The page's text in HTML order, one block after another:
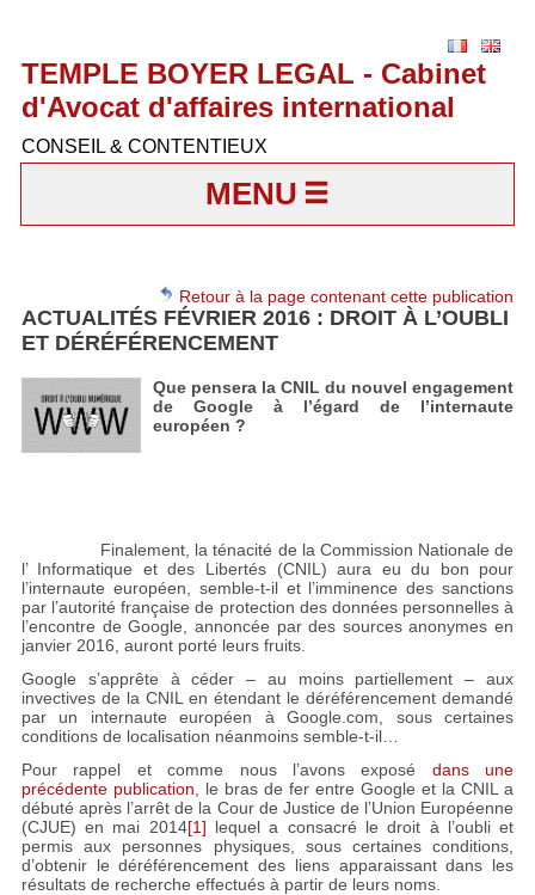
TEMPLE BOYER LEGAL - Cabinet
d'Avocat d'affaires international
CONSEIL & CONTENTIEUX
MENU
Retour à la page contenant cette publication
ACTUALITÉS FÉVRIER 2016 : DROIT À L’OUBLI
ET DÉRÉFÉRENCEMENT
Que pensera la CNIL du nouvel engagement
de Google à l’égard de l’internaute
européen ?
Finalement, la ténacité de la Commission Nationale de
l’ Informatique et des Libertés (CNIL) aura eu du bon pour
l’internaute européen, semble-t-il et l’imminence des sanctions
par l’autorité française de protection des données personnelles à
l’encontre de Google, annoncée par des sources anonymes en
janvier 2016, auront porté leurs fruits.
Google s’apprête à céder – au moins partiellement – aux
invectives de la CNIL en étendant le déréférencement demandé
par un internaute européen à Google.com, sous certaines
conditions de localisation néanmoins semble-t-il…
Pour rappel et comme nous l’avons exposé dans une
précédente publication , le bras de fer entre Google et la CNIL a
débuté après l’arrêt de la Cour de Justice de l’Union Européenne
(CJUE) en mai 2014[1] lequel a consacré le droit à l’oubli et
permis aux personnes physiques, sous certaines conditions,
d’obtenir le déréférencement des liens apparaissant dans les
résultats de recherche effectués à partir de leurs noms.